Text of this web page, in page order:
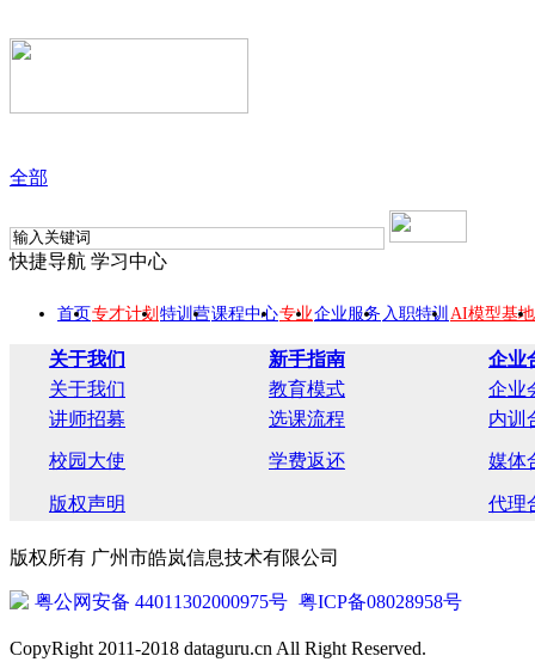
全部
快捷导航 学习中心
首页专才计划 特训营课程中心专业企业服务 入职特训 AI模型基地
关于我们 新手指南
企业
关于我们
教育模式
企业
讲师招募
选课流程 内训
校园大使 学费返还 媒体
版权声明 代理
版权所有 广州市皓岚信息技术有限公司
粤公网安备 44011302000975号 粤ICP备08028958号
CopyRight 2011-2018 dataguru.cn All Right Reserved.